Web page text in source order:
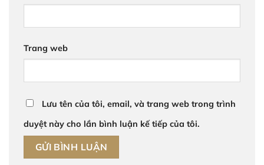
Trang web
Lưu tên của tôi, email, và trang web trong trình
duyệt này cho lần bình luận kế tiếp của tôi.